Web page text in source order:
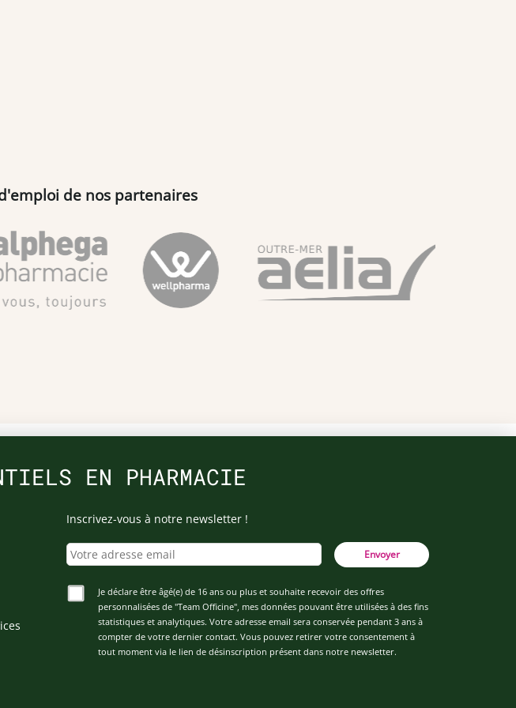
de nos partenaires
EN PHARMACIE
Inscrivez-vous à notre newsletter !
Envoyer
Je déclare être âgé(e) de 16 ans ou plus et souhaite recevoir des offres
personnalisées de "Team Officine", mes données pouvant être utilisées à des fins
statistiques et analytiques. Votre adresse email sera conservée pendant 3 ans à
compter de votre dernier contact. Vous pouvez retirer votre consentement à
tout moment via le lien de désinscription présent dans notre newsletter.